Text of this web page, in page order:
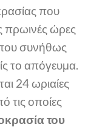
που
πρωινές ώρες
που συνήθως
το απόγευμα.
24 ωριαίες
τις οποίες
του